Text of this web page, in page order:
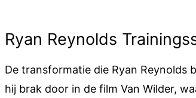
Ryan Reynolds
De transformatie die Ryan Reynolds
hij brak door in de film Van Wilder,